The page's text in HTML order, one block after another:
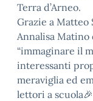
Terra d’Arneo.
Grazie a Matteo
Annalisa
“immaginare il
interessanti
meraviglia ed
lettori a scuola🎉